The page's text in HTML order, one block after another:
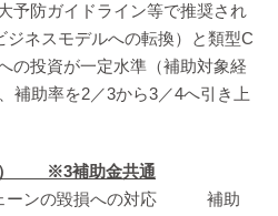
予防ガイドライン等で推奨され
ネスモデルへの転換）と類型C
の投資が一定水準（補助対象経
補助率を2／3から3／4へ引き上
） ※3補助金共通
ンの毀損への対応 補助